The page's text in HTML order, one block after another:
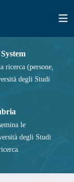
ricerca (persone,
degli Studi
le
degli Studi